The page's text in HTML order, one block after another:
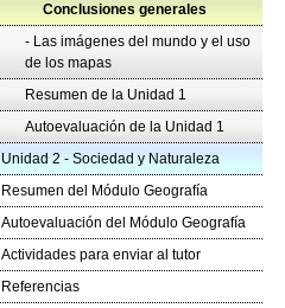
Conclusiones generales
- Las imágenes del mundo y el uso
de los mapas
Resumen de la Unidad 1
Autoevaluación de la Unidad 1
Unidad 2 - Sociedad y Naturaleza
Resumen del Módulo Geografía
Autoevaluación del Módulo Geografía
Actividades para enviar al tutor
Referencias